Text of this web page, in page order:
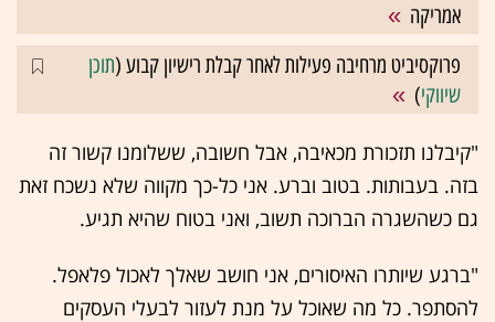
אמריקה
פרוקסיביט מרחיבה פעילות לאחר קבלת רישיון קבוע (תוכן
שיווקי)
"קיבלנו תזכורת מכאיבה, אבל חשובה, ששלומנו קשור זה
בזה. בעבותות. בטוב וברע. אני כל-כך מקווה שלא נשכח זאת
גם כשהשגרה הברוכה תשוב, ואני בטוח שהיא תגיע.
"ברגע שיותרו האיסורים, אני חושב שאלך לאכול פלאפל.
להסתפר. כל מה שאוכל על מנת לעזור לבעלי העסקים